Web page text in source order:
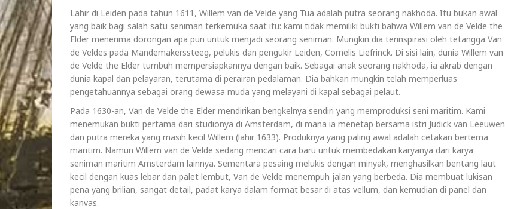
Lahir di Leiden pada tahun 1611, Willem van de Velde yang Tua adalah putra seorang nakhoda. Itu bukan awal
yang baik bagi salah satu seniman terkemuka saat itu: kami tidak memiliki bukti bahwa Willem van de Velde the
Elder menerima dorongan apa pun untuk menjadi seorang seniman. Mungkin dia terinspirasi oleh tetangga Van
de Veldes pada Mandemakerssteeg, pelukis dan pengukir Leiden, Cornelis Liefrinck. Di sisi lain, dunia Willem van
de Velde the Elder tumbuh mempersiapkannya dengan baik. Sebagai anak seorang nakhoda, ia akrab dengan
dunia kapal dan pelayaran, terutama di perairan pedalaman. Dia bahkan mungkin telah memperluas
pengetahuannya sebagai orang dewasa muda yang melayani di kapal sebagai pelaut.
Pada 1630-an, Van de Velde the Elder mendirikan bengkelnya sendiri yang memproduksi seni maritim. Kami
menemukan bukti pertama dari studionya di Amsterdam, di mana ia menetap bersama istri Judick van Leeuwen
dan putra mereka yang masih kecil Willem (lahir 1633). Produknya yang paling awal adalah cetakan bertema
maritim. Namun Willem van de Velde sedang mencari cara baru untuk membedakan karyanya dari karya
seniman maritim Amsterdam lainnya. Sementara pesaing melukis dengan minyak, menghasilkan bentang laut
kecil dengan kuas lebar dan palet lembut, Van de Velde menempuh jalan yang berbeda. Dia membuat lukisan
pena yang brilian, sangat detail, padat karya dalam format besar di atas vellum, dan kemudian di panel dan
kanvas.